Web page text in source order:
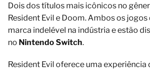
Dois dos títulos mais icônicos no
Resident Evil e Doom. Ambos os
marca indelével na indústria e estão
no Nintendo Switch.
Resident Evil oferece uma experiência